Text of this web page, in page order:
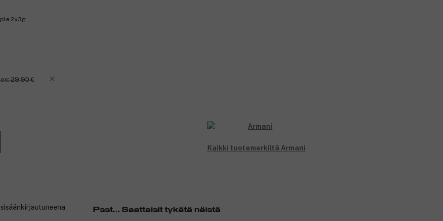
2x3g
29,90 €
Kaikki tuotemerkiltä Armani
Psst... Saattaisit tykätä näistä